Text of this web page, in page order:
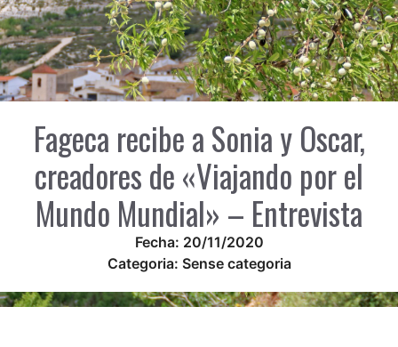
Fageca recibe a Sonia y Oscar,
creadores de «Viajando por el
Mundo Mundial» – Entrevista
Fecha: 20/11/2020
Categoria: Sense categoria